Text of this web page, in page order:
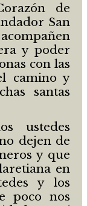
de
San
y poder
con las
camino y
santas
ustedes
dejen de
y que
en
y los
poco nos